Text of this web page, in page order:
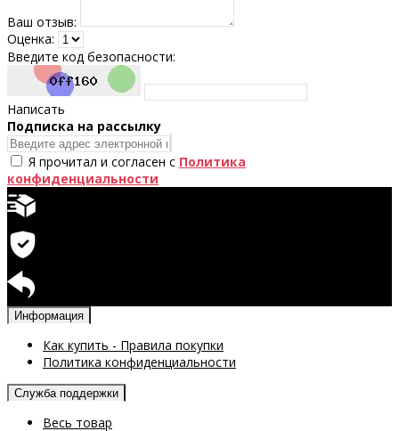
Ваш отзыв:
Оценка:
Введите код безопасности:
Написать
Подпискa на рассылку
Я прочитал и согласен с Политика
конфиденциальности
Информация
Как купить - Правила покупки
Политика конфиденциальности
Служба поддержки
Весь товар